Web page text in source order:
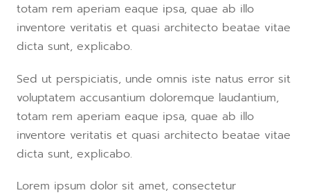
totam rem aperiam eaque ipsa, quae ab illo
inventore veritatis et quasi architecto beatae vitae
dicta sunt, explicabo.
Sed ut perspiciatis, unde omnis iste natus error sit
voluptatem accusantium doloremque laudantium,
totam rem aperiam eaque ipsa, quae ab illo
inventore veritatis et quasi architecto beatae vitae
dicta sunt, explicabo.
Lorem ipsum dolor sit amet, consectetur